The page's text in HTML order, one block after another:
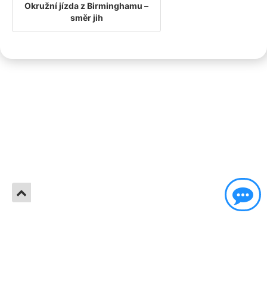
Okružní jízda z Birminghamu –
směr jih